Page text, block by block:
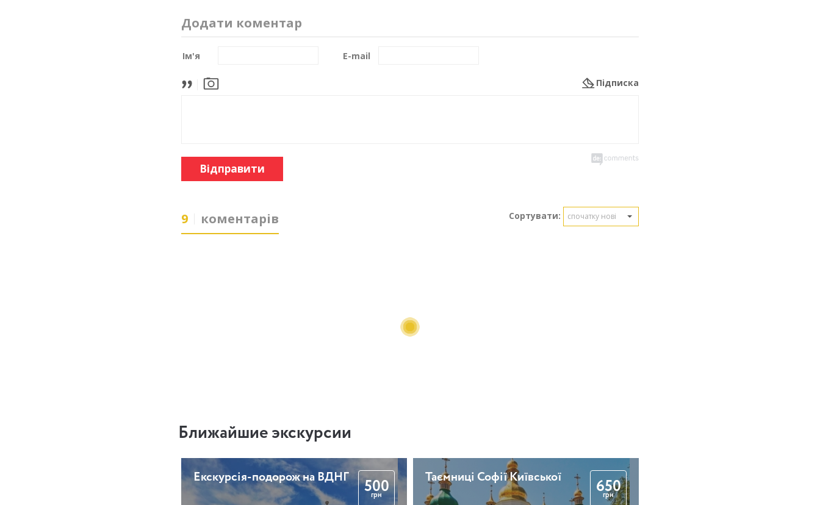
Додати коментар
Ім'я E-mail
Підписка
Відправити
9 коментарів Сортувати: спочатку нові
Ближайшие экскурсии
Екскурсія-подорож на ВДНГ
500
грн
Таємниці Софії Київської
650
грн